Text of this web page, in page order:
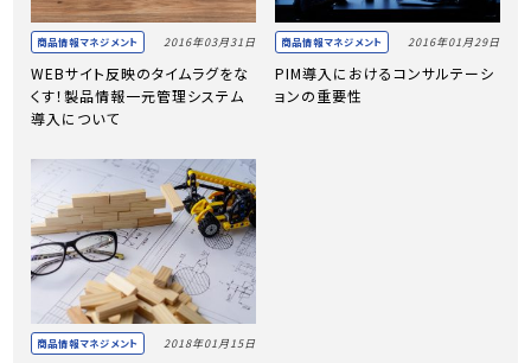
商品情報マネジメント 2016年03月31日
WEBサイト反映のタイムラグをな
くす！製品情報一元管理システム
導入について
商品情報マネジメント 2016年01月29日
PIM導入におけるコンサルテーシ
ョンの重要性
商品情報マネジメント 2018年01月15日